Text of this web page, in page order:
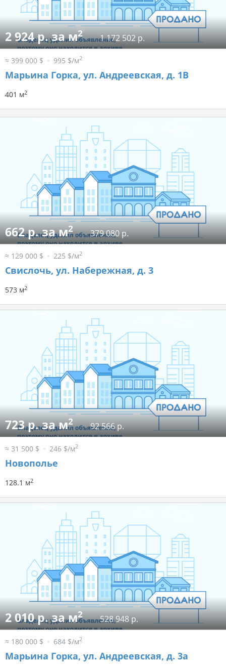
2 924 р. за м2 1 172 502 р.
≈ 399 000 $ 995 $/м2
Марьина Горка, ул. Андреевская, д. 1В
401 м2
662 р. за м2 379 080 р.
≈ 129 000 $ 225 $/м2
Свислочь, ул. Набережная, д. 3
573 м2
723 р. за м2 92 566 р.
≈ 31 500 $ 246 $/м2
Новополье
128.1 м2
2 010 р. за м2 528 948 р.
≈ 180 000 $ 684 $/м2
Марьина Горка, ул. Андреевская, д. 3а